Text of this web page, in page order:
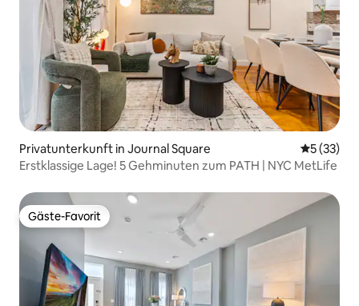
Privatunterkunft in Journal Square
5 (33)
Erstklassige Lage! 5 Gehminuten zum PATH | NYC MetLife
Gäste-Favorit
Gäste-Favorit